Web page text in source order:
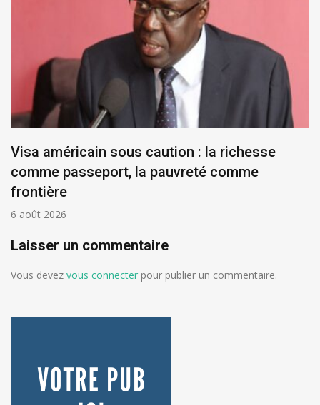
Visa américain sous caution : la richesse
comme passeport, la pauvreté comme
frontière
6 août 2026
Laisser un commentaire
Vous devez vous connecter pour publier un commentaire.